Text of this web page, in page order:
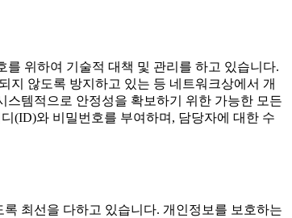
위하여 기술적 대책 및 관리를 하고 있습니다.
지 않도록 방지하고 있는 등 네트워크상에서 개
템적으로 안정성을 확보하기 위한 가능한 모든
(ID)와 비밀번호를 부여하며, 담당자에 대한 수
최선을 다하고 있습니다. 개인정보를 보호하는